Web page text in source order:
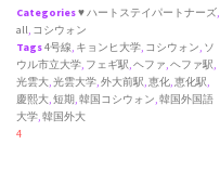
Categories♥ ハートステイパートナーズ,
all, コシウォン
Tags4号線, キョンヒ大学, コシウォン, ソ
ウル市立大学, フェギ駅,ヘファ,ヘファ駅,
光雲大,光雲大学,外大前駅,恵化,恵化駅,
慶熙大,短期,韓国コシウォン,韓国外国語
大学,韓国外大
4